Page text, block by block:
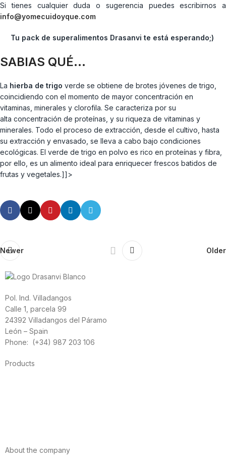
Si tienes cualquier duda o sugerencia puedes escribirnos a
info@yomecuidoyque.com
Tu pack de superalimentos Drasanvi te está esperando;)
SABIAS QUÉ…
La hierba de trigo verde se obtiene de brotes jóvenes de trigo,
coincidiendo con el momento de mayor concentración en
vitaminas, minerales y clorofila. Se caracteriza por su
alta concentración de proteínas, y su riqueza de vitaminas y
minerales. Todo el proceso de extracción, desde el cultivo, hasta
su extracción y envasado, se lleva a cabo bajo condiciones
ecológicas. El verde de trigo en polvo es rico en proteínas y fibra,
por ello, es un alimento ideal para enriquecer frescos batidos de
frutas y vegetales.]]>
Newer Older
Pol. Ind. Villadangos
Calle 1, parcela 99
24392 Villadangos del Páramo
León – Spain
Phone: (+34) 987 203 106
Products
About the company